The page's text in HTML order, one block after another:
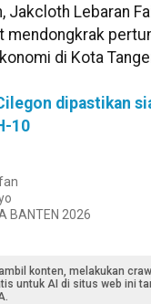
Jakcloth Lebaran
mendongkrak
di Kota
dipastikan
10
BANTEN 2026
konten, melakukan
untuk AI di situs web ini